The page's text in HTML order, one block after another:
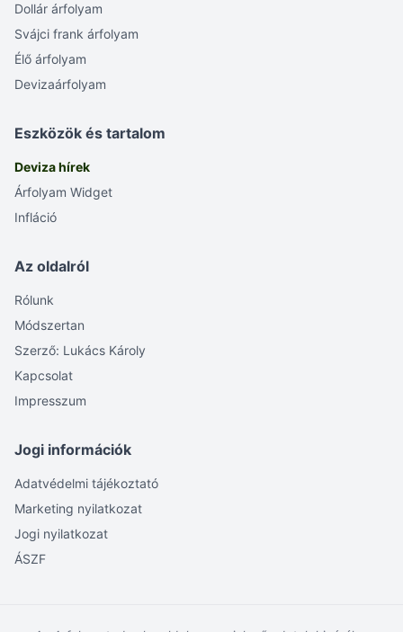
Dollár árfolyam
Svájci frank árfolyam
Élő árfolyam
Devizaárfolyam
Eszközök és tartalom
Deviza hírek
Árfolyam Widget
Infláció
Az oldalról
Rólunk
Módszertan
Szerző: Lukács Károly
Kapcsolat
Impresszum
Jogi információk
Adatvédelmi tájékoztató
Marketing nyilatkozat
Jogi nyilatkozat
ÁSZF